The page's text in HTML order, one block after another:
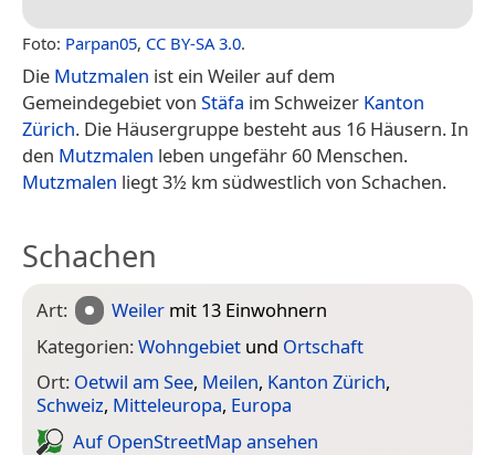
Foto: Parpan05, CC BY-SA 3.0.
Die Mutzmalen ist ein Weiler auf dem
Gemeindegebiet von Stäfa im Schweizer Kanton
Zürich. Die Häusergruppe besteht aus 16 Häusern. In
den Mutzmalen leben ungefähr 60 Menschen.
Mutzmalen liegt 3½ km südwestlich von Schachen.
Schachen
Art: Weiler mit 13 Einwohnern
Kategorien:Wohngebiet und Ortschaft
Ort: Oetwil am See, Meilen, Kanton Zürich,
Schweiz, Mitteleuropa, Europa
Auf Open­Street­Map ansehen